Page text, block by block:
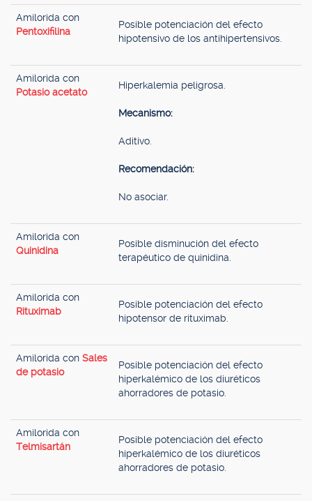
Amilorida con
Pentoxifilina
Posible potenciación del efecto
hipotensivo de los antihipertensivos.
Amilorida con
Potasio acetato
Hiperkalemia peligrosa.
Mecanismo:
Aditivo.
Recomendación:
No asociar.
Amilorida con
Quinidina
Posible disminución del efecto
terapéutico de quinidina.
Amilorida con
Rituximab
Posible potenciación del efecto
hipotensor de rituximab.
Amilorida con Sales
de potasio
Posible potenciación del efecto
hiperkalémico de los diuréticos
ahorradores de potasio.
Amilorida con
Telmisartán
Posible potenciación del efecto
hiperkalémico de los diuréticos
ahorradores de potasio.